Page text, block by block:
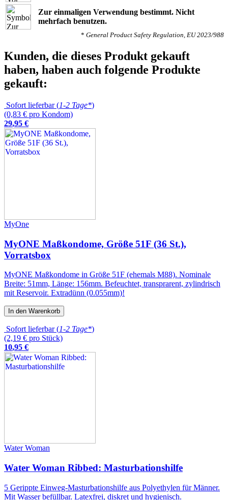
Zur einmaligen Verwendung bestimmt. Nicht
mehrfach benutzen.
* General Product Safety Regulation, EU 2023/988
Kunden, die dieses Produkt gekauft
haben, haben auch folgende Produkte
gekauft:
Sofort lieferbar (1-2 Tage*)
(0,83 € pro Kondom)
29,95 €
MyOne
MyONE Maßkondome, Größe 51F (36 St.),
Vorratsbox
MyONE Maßkondome in Größe 51F (ehemals M88). Nominale
Breite: 51mm, Länge: 156mm. Befeuchtet, transprarent, zylindrisch
mit Reservoir. Extradünn (0.055mm)!
In den Warenkorb
Sofort lieferbar (1-2 Tage*)
(2,19 € pro Stück)
10,95 €
Water Woman
Water Woman Ribbed: Masturbationshilfe
5 Gerippte Einweg-Masturbationshilfe aus Polyethylen für Männer.
Mit Wasser befüllbar. Latexfrei, diskret und hygienisch.